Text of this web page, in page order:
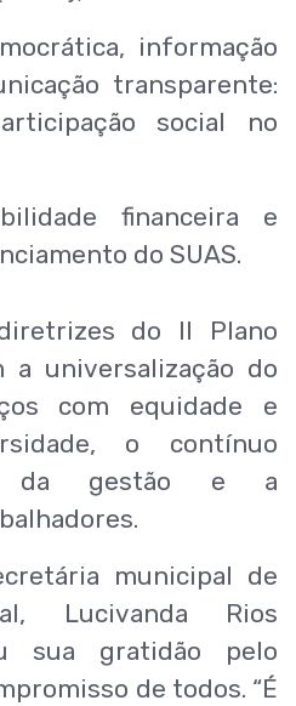
informação
transparente:
social no
financeira e
do SUAS.
do II Plano
a universalização do
com equidade e
o contínuo
da gestão e a
municipal de
Lucivanda Rios
sua gratidão pelo
de todos. “É